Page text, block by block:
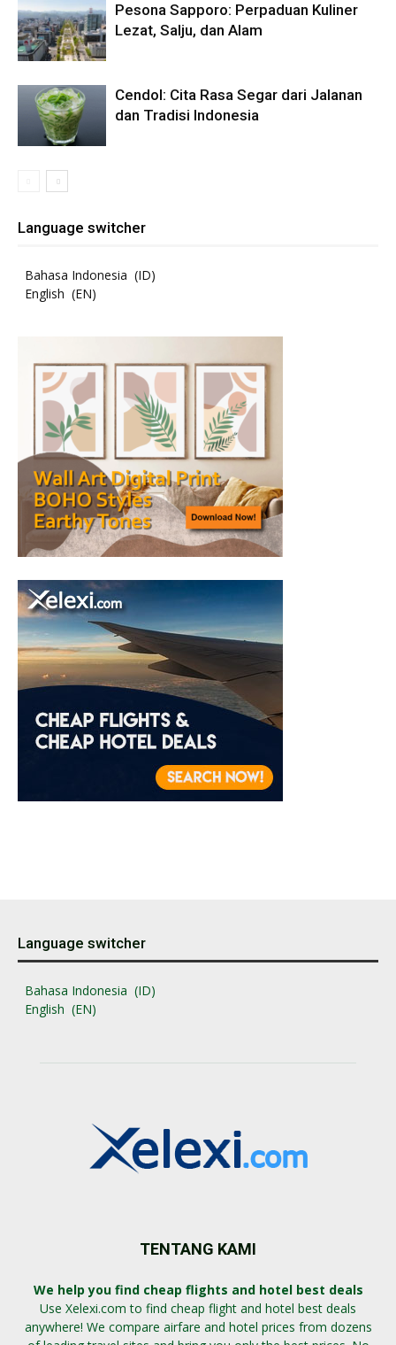
Pesona Sapporo: Perpaduan Kuliner
Lezat, Salju, dan Alam
Cendol: Cita Rasa Segar dari Jalanan
dan Tradisi Indonesia
Language switcher
Bahasa Indonesia
ID
English
EN
Language switcher
Bahasa Indonesia
ID
English
EN
TENTANG KAMI
We help you find cheap flights and hotel best deals
Use Xelexi.com to find cheap flight and hotel best deals
anywhere! We compare airfare and hotel prices from dozens